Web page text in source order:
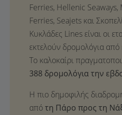
Ferries, Hellenic Seaways,
Ferries, Seajets και
Κυκλάδες Lines είναι οι
εκτελούν δρομολόγια
Το καλοκαίρι
388 δρομολόγια την
Η πιο δημοφιλής
απότη Πάρο προς τη